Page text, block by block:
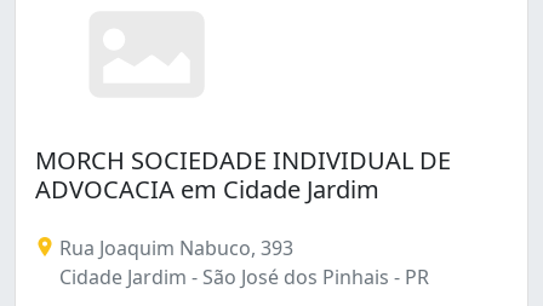
MORCH SOCIEDADE INDIVIDUAL DE
ADVOCACIA em Cidade Jardim
Rua Joaquim Nabuco, 393
Cidade Jardim - São José dos Pinhais - PR